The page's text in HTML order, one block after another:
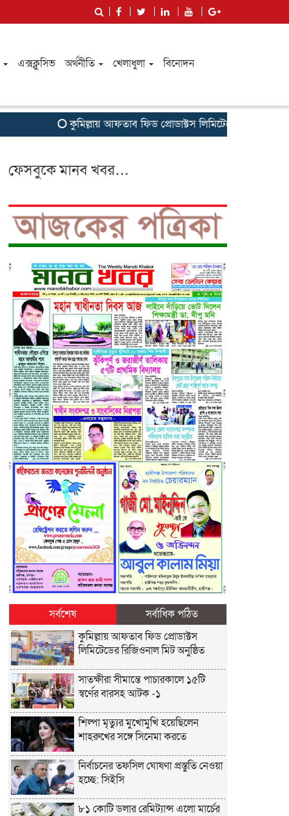
এক্সক্লুসিভ অর্থনীতি খেলাধুলা
বিনোদন
কুমিল্লায় আফতাব ফিড প্রোডাক্টস লিমিটেডের রিজিওনাল মিট
ফেসবুকে মানব খবর…
সর্বশেষ
সর্বাধিক পঠিত
কুমিল্লায় আফতাব ফিড প্রোডাক্টস
লিমিটেডের রিজিওনাল মিট অনুষ্ঠিত
সাতক্ষীরা সীমান্তে পাচারকালে ১৫টি
স্বর্ণের বারসহ আটক -১
শিল্পা মৃত্যুর মুখোমুখি হয়েছিলেন
শাহরুখের সঙ্গে সিনেমা করতে
নির্বাচনের তফসিল ঘোষণা প্রস্তুতি নেওয়া
হচ্ছে: সিইসি
৮১ কোটি ডলার রেমিট্যান্স এলো মার্চের